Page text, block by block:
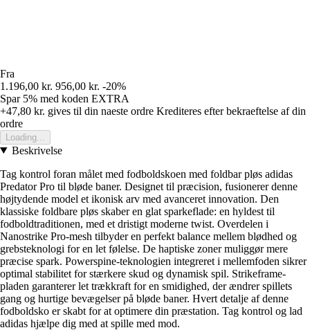
Fra
1.196,00 kr. 956,00 kr. -20%
Spar 5% med koden EXTRA
+47,80 kr. gives til din naeste ordre Krediteres efter bekraeftelse af din
ordre
Loading...
Beskrivelse
Tag kontrol foran målet med fodboldskoen med foldbar pløs adidas
Predator Pro til bløde baner. Designet til præcision, fusionerer denne
højtydende model et ikonisk arv med avanceret innovation. Den
klassiske foldbare pløs skaber en glat sparkeflade: en hyldest til
fodboldtraditionen, med et dristigt moderne twist. Overdelen i
Nanostrike Pro-mesh tilbyder en perfekt balance mellem blødhed og
grebsteknologi for en let følelse. De haptiske zoner muliggør mere
præcise spark. Powerspine-teknologien integreret i mellemfoden sikrer
optimal stabilitet for stærkere skud og dynamisk spil. Strikeframe-
pladen garanterer let trækkraft for en smidighed, der ændrer spillets
gang og hurtige bevægelser på bløde baner. Hvert detalje af denne
fodboldsko er skabt for at optimere din præstation. Tag kontrol og lad
adidas hjælpe dig med at spille med mod.